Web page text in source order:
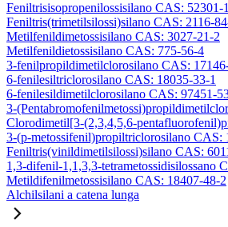
Feniltrisisopropenilossisilano CAS: 52301-
Feniltris(trimetilsilossi)silano CAS: 2116-
Metilfenildimetossisilano CAS: 3027-21-2
Metilfenildietossisilano CAS: 775-56-4
3-fenilpropildimetilclorosilano CAS:
6-fenilesiltriclorosilano CAS: 18035-33-1
6-fenilesildimetilclorosilano CAS: 97451-
3-
Clorodimetil[3-(2,3,4,5,6-
3-(p-metossifenil)propiltriclorosilano CAS:
Feniltris(vinildimetilsilossi)silano CAS:
1,3-difenil-1,1,3,3-tetrametossidisilossano
Metildifenilmetossisilano CAS: 18407-48-2
Alchilsilani a catena lunga